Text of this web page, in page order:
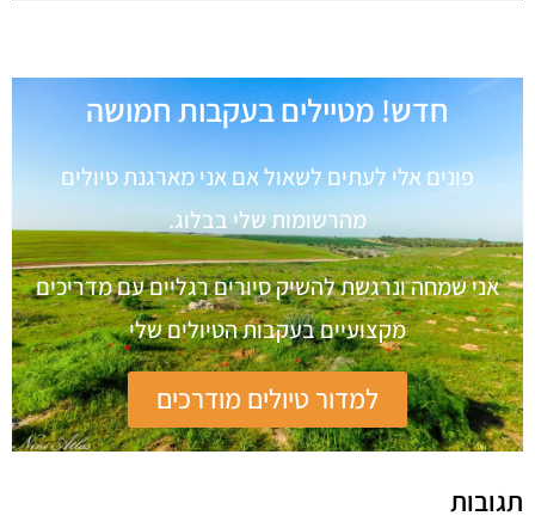
חדש! מטיילים בעקבות חמושה
פונים אלי לעתים לשאול אם אני מארגנת טיולים
מהרשומות שלי בבלוג.
אני שמחה ונרגשת להשיק סיורים רגליים עם מדריכים
מקצועיים בעקבות הטיולים שלי
למדור טיולים מודרכים
תגובות